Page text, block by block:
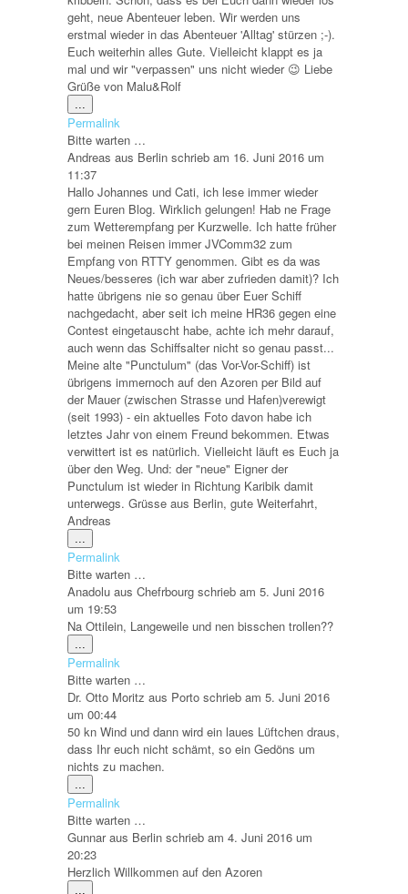
geht, neue Abenteuer leben. Wir werden uns
erstmal wieder in das Abenteuer 'Alltag' stürzen ;-).
Euch weiterhin alles Gute. Vielleicht klappt es ja
mal und wir "verpassen" uns nicht wieder 😉 Liebe
Grüße von Malu&Rolf
Metabox
ein-/ausblenden.
Permalink
Bitte warten …
Andreas aus Berlin schrieb am 16. Juni 2016 um
11:37
Hallo Johannes und Cati, ich lese immer wieder
gern Euren Blog. Wirklich gelungen! Hab ne Frage
zum Wetterempfang per Kurzwelle. Ich hatte früher
bei meinen Reisen immer JVComm32 zum
Empfang von RTTY genommen. Gibt es da was
Neues/besseres (ich war aber zufrieden damit)? Ich
hatte übrigens nie so genau über Euer Schiff
nachgedacht, aber seit ich meine HR36 gegen eine
Contest eingetauscht habe, achte ich mehr darauf,
auch wenn das Schiffsalter nicht so genau passt...
Meine alte "Punctulum" (das Vor-Vor-Schiff) ist
übrigens immernoch auf den Azoren per Bild auf
der Mauer (zwischen Strasse und Hafen)verewigt
(seit 1993) - ein aktuelles Foto davon habe ich
letztes Jahr von einem Freund bekommen. Etwas
verwittert ist es natürlich. Vielleicht läuft es Euch ja
über den Weg. Und: der "neue" Eigner der
Punctulum ist wieder in Richtung Karibik damit
unterwegs. Grüsse aus Berlin, gute Weiterfahrt,
Andreas
Metabox
ein-/ausblenden.
Permalink
Bitte warten …
Anadolu aus Chefrbourg schrieb am 5. Juni 2016
um 19:53
Na Ottilein, Langeweile und nen bisschen trollen??
Metabox
ein-/ausblenden.
Permalink
Bitte warten …
Dr. Otto Moritz aus Porto schrieb am 5. Juni 2016
um 00:44
50 kn Wind und dann wird ein laues Lüftchen draus,
dass Ihr euch nicht schämt, so ein Gedöns um
nichts zu machen.
Metabox
ein-/ausblenden.
Permalink
Bitte warten …
Gunnaraus Berlin schrieb am 4. Juni 2016 um
20:23
Herzlich Willkommen auf den Azoren